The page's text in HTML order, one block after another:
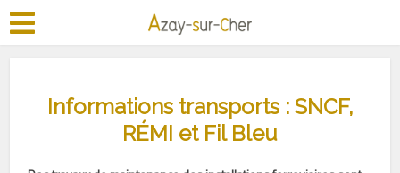
Informations transports : SNCF,
RÉMI et Fil Bleu